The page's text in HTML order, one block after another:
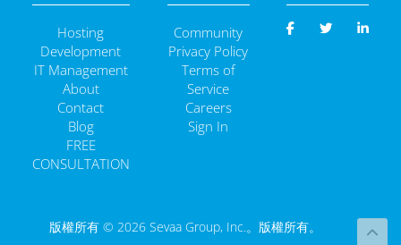
Hosting
Development
IT Management
About
Contact
Blog
FREE
CONSULTATION
Community
Privacy Policy
Terms of
Service
Careers
Sign In
版權所有 © 2026 Sevaa Group, Inc.。版權所有。